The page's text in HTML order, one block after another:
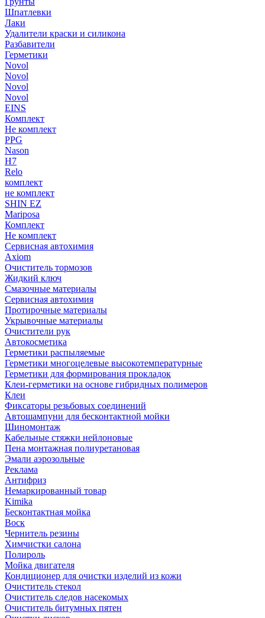
Шпатлевки
Лаки
Удалители краски и силикона
Разбавители
Герметики
Novol
Novol
Novol
Novol
EINS
Комплект
Не комплект
PPG
Nason
H7
Relo
комплект
не комплект
SHIN EZ
Mariposa
Комплект
Не комплект
Сервисная автохимия
Axiom
Очиститель тормозов
Жидкий ключ
Смазочные материалы
Сервисная автохимия
Протирочные материалы
Укрывочные материалы
Очистители рук
Автокосметика
Герметики распыляемые
Герметики многоцелевые высокотемпературные
Герметики для формирования прокладок
Клеи-герметики на основе гибридных полимеров
Клеи
Фиксаторы резьбовых соединений
Автошампуни для бесконтактной мойки
Шиномонтаж
Кабельные стяжки нейлоновые
Пена монтажная полиуретановая
Эмали аэрозольные
Реклама
Антифриз
Немаркированный товар
Kimika
Бесконтактная мойка
Воск
Чернитель резины
Химчистки салона
Полироль
Мойка двигателя
Кондиционер для очистки изделий из кожи
Очиститель стекол
Очиститель следов насекомых
Очиститель битумных пятен